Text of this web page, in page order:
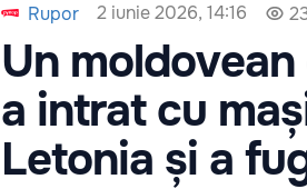
Rupor 2 iunie 2026, 14:16
Un
a intrat cu
Letonia și a